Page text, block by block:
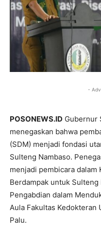
-
POSONEWS.ID Gubernur
menegaskan bahwa
(SDM) menjadi fondasi
Sulteng Nambaso.
menjadi pembicara dalam
Berdampak untuk Sulteng
Pengabdian dalam
Aula Fakultas Kedokteran
Palu.